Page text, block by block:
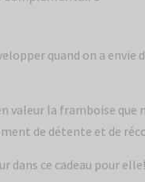
quand on a envie
valeur la framboise que
de détente et de
dans ce cadeau pour elle!